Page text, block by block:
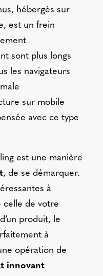
hébergés sur
est un frein
sont plus longs
les navigateurs
sur mobile
avec ce type
est une manière
, de se démarquer.
à
celle de votre
produit, le
à
opération de
innovant